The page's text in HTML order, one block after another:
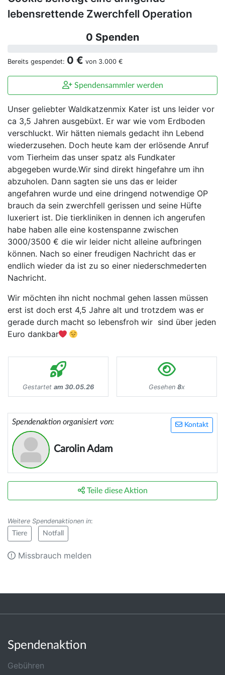
lebensrettende Zwerchfell Operation
0 Spenden
Bereits gespendet: 0 € von 3.000 €
Spendensammler werden
Unser geliebter Waldkatzenmix Kater ist uns leider vor
ca 3,5 Jahren ausgebüxt. Er war wie vom Erdboden
verschluckt. Wir hätten niemals gedacht ihn Lebend
wiederzusehen. Doch heute kam der erlösende Anruf
vom Tierheim das unser spatz als Fundkater
abgegeben wurde.Wir sind direkt hingefahre um ihn
abzuholen. Dann sagten sie uns das er leider
angefahren wurde und eine dringend notwendige OP
brauch da sein zwerchfell gerissen und seine Hüfte
luxeriert ist. Die tierkliniken in dennen ich angerufen
habe haben alle eine kostenspanne zwischen
3000/3500 € die wir leider nicht alleine aufbringen
können. Nach so einer freudigen Nachricht das er
endlich wieder da ist zu so einer niederschmederten
Nachricht.
Wir möchten ihn nicht nochmal gehen lassen müssen
erst ist doch erst 4,5 Jahre alt und trotzdem was er
gerade durch macht so lebensfroh wir sind über jeden
Euro dankbar
Gestartet am 30.05.26 Gesehen 8x
Kontakt
Spendenaktion organisiert von:
Carolin Adam
Teile diese Aktion
Weitere Spendenaktionen in:
Tiere Notfall
Missbrauch melden
Spendenaktion
Gebühren